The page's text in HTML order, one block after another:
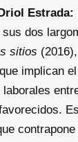
Estrada:
dos
sitios
implican